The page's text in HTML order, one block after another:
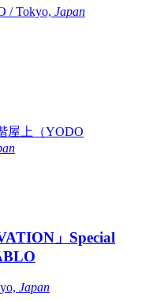
/ Tokyo, Japan
屋上（YODO
」Special
Japan